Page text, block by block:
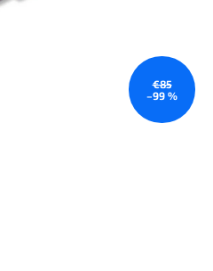
€85
–99 %